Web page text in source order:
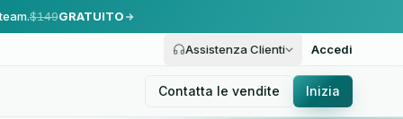
$149GRATUITO
Assistenza Clienti Accedi
Contatta le vendite Inizia